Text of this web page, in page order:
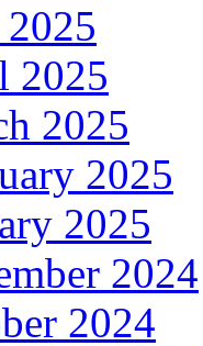
2025
2025
2025
2025
2024
2024